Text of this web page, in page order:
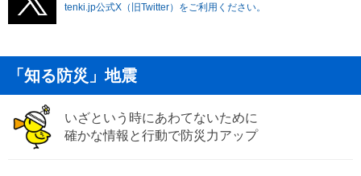
tenki.jp公式X（旧Twitter）をご利用ください。
「知る防災」地震
いざという時にあわてないために
確かな情報と行動で防災力アップ